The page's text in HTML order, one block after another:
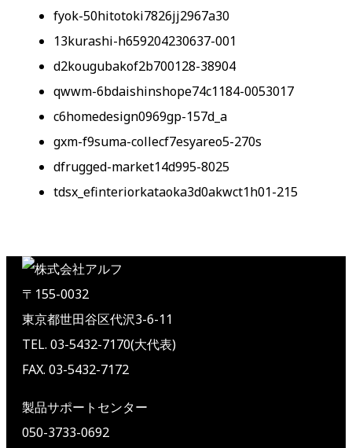
fyok-50hitotoki7826jj2967a30
13kurashi-h659204230637-001
d2kougubakof2b700128-38904
qwwm-6bdaishinshope74c1184-0053017
c6homedesign0969gp-157d_a
gxm-f9suma-collecf7esyareo5-270s
dfrugged-market14d995-8025
tdsx_efinteriorkataoka3d0akwct1h01-215
〒155-0032
東京都世田谷区代沢3-6-11
TEL. 03-5432-7170(大代表)
FAX. 03-5432-7172
製品サポートセンター
050-3733-0692